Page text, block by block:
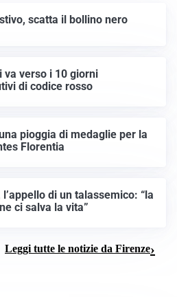
scatta il bollino nero
va verso i 10 giorni
di codice rosso
pioggia di medaglie per la
Florentia
l’appello di un talassemico: “la
ci salva la vita”
Leggi tutte le notizie da Firenze